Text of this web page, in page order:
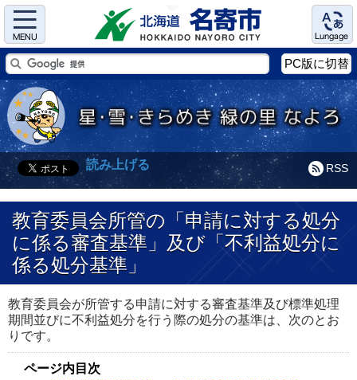
Menu Language
PC版に切替
RSS
読み上げる
教育委員会所管の「申請に対する処分
に係る審査基準」及び「不利益処分に
係る処分基準」
教育委員会が所管する申請に対する審査基準及び標準処理
期間並びに不利益処分を行う際の処分の基準は、次のとお
りです。
ページ内目次